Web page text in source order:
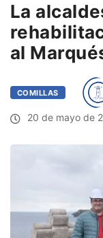
La
al
COMILLAS
20 de mayo de